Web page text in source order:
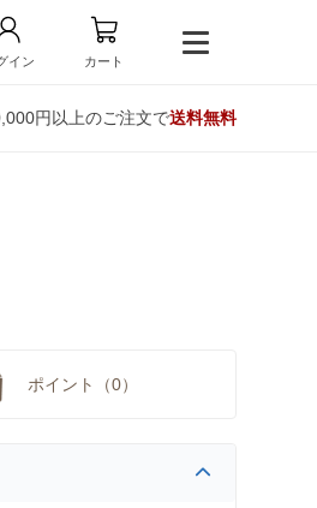
イン カート
円以上のご注文で送料無料
ポイント（0）